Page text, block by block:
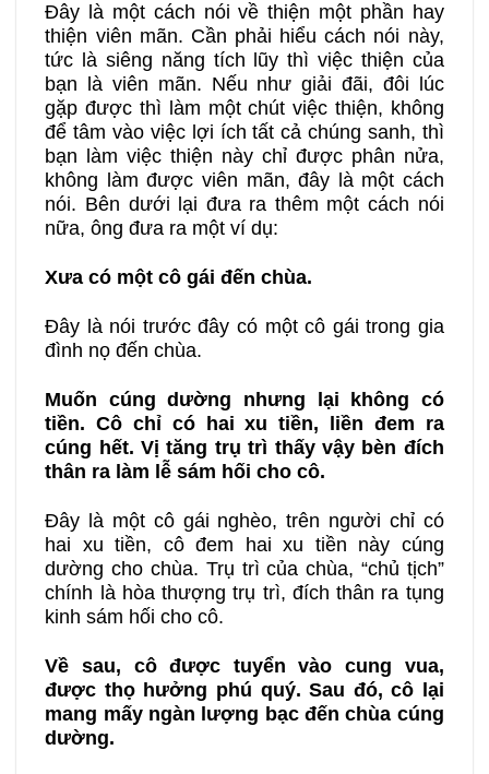
Đây là một cách nói về thiện một phần hay
thiện viên mãn. Cần phải hiểu cách nói này,
tức là siêng năng tích lũy thì việc thiện của
bạn là viên mãn. Nếu như giải đãi, đôi lúc
gặp được thì làm một chút việc thiện, không
để tâm vào việc lợi ích tất cả chúng sanh, thì
bạn làm việc thiện này chỉ được phân nửa,
không làm được viên mãn, đây là một cách
nói. Bên dưới lại đưa ra thêm một cách nói
nữa, ông đưa ra một ví dụ:
Xưa có một cô gái đến chùa.
Đây là nói trước đây có một cô gái trong gia
đình nọ đến chùa.
Muốn cúng dường nhưng lại không có
tiền. Cô chỉ có hai xu tiền, liền đem ra
cúng hết. Vị tăng trụ trì thấy vậy bèn đích
thân ra làm lễ sám hối cho cô.
Đây là một cô gái nghèo, trên người chỉ có
hai xu tiền, cô đem hai xu tiền này cúng
dường cho chùa. Trụ trì của chùa, “chủ tịch”
chính là hòa thượng trụ trì, đích thân ra tụng
kinh sám hối cho cô.
Về sau, cô được tuyển vào cung vua,
được thọ hưởng phú quý. Sau đó, cô lại
mang mấy ngàn lượng bạc đến chùa cúng
dường.